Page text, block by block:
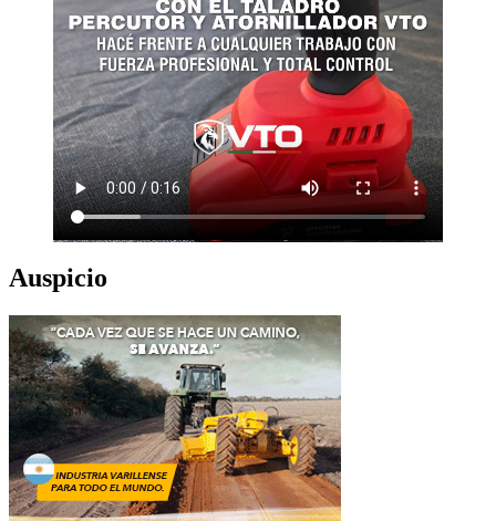
Auspicio